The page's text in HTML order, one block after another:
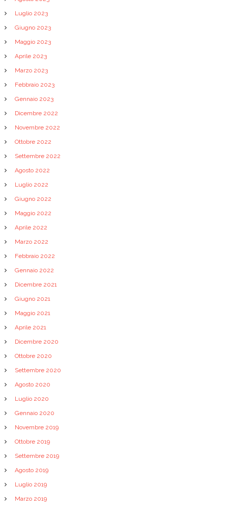
Luglio 2023
Giugno 2023
Maggio 2023
Aprile 2023
Marzo 2023
Febbraio 2023
Gennaio 2023
Dicembre 2022
Novembre 2022
Ottobre 2022
Settembre 2022
Agosto 2022
Luglio 2022
Giugno 2022
Maggio 2022
Aprile 2022
Marzo 2022
Febbraio 2022
Gennaio 2022
Dicembre 2021
Giugno 2021
Maggio 2021
Aprile 2021
Dicembre 2020
Ottobre 2020
Settembre 2020
Agosto 2020
Luglio 2020
Gennaio 2020
Novembre 2019
Ottobre 2019
Settembre 2019
Agosto 2019
Luglio 2019
Marzo 2019